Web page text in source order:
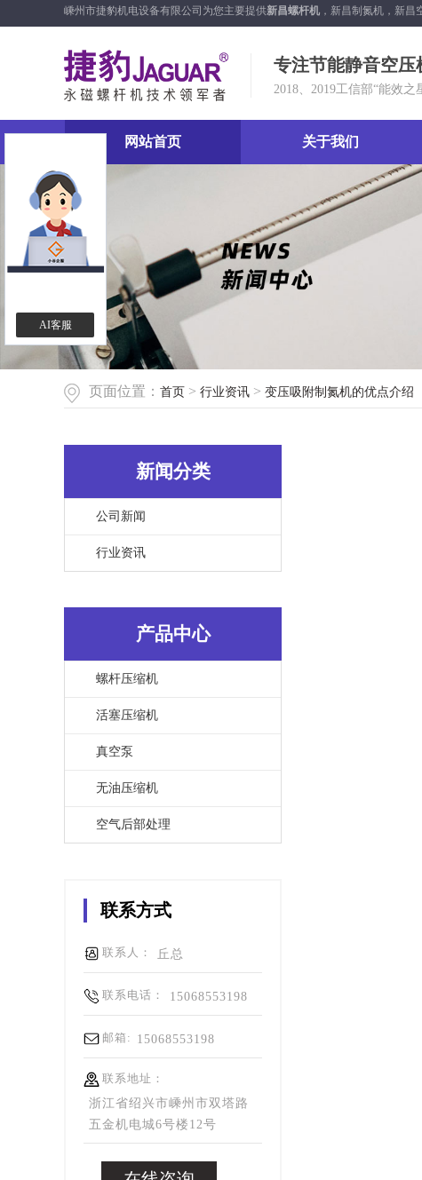
嵊州市捷豹机电设备有限公司为您主要提供新昌螺杆机 ，新昌制氮机，新昌
专注节能静音空压
2018、2019工信部“能效之
网站首页 关于我们
页面位置： 首页 > 行业资讯 > 变压吸附制氮机的优点介绍
新闻分类
公司新闻
行业资讯
产品中心
螺杆压缩机
活塞压缩机
真空泵
无油压缩机
空气后部处理
联系方式
联系人： 丘总
联系电话： 15068553198
邮箱: 15068553198
联系地址：
浙江省绍兴市嵊州市双塔路
五金机电城6号楼12号
AI客服